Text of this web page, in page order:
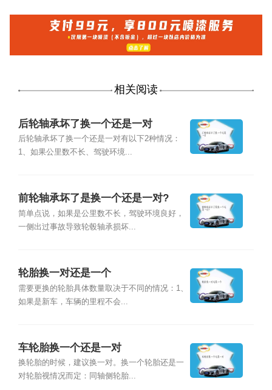
相关阅读
后轮轴承坏了换一个还是一对
后轮轴承坏了换一个还是一对有以下2种情况：
1、如果公里数不长、驾驶环境...
前轮轴承坏了是换一个还是一对?
简单点说，如果是公里数不长，驾驶环境良好，
一侧出过事故导致轮毂轴承损坏...
轮胎换一对还是一个
需要更换的轮胎具体数量取决于不同的情况：1、
如果是新车，车辆的里程不会...
车轮胎换一个还是一对
换轮胎的时候，建议换一对。换一个轮胎还是一
对轮胎视情况而定：同轴侧轮胎...